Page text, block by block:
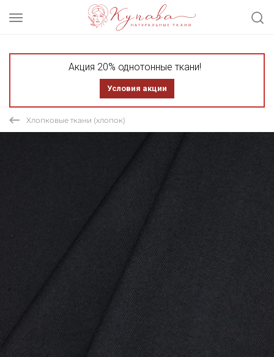
Акция 20% однотонные ткани!
Условия акции
Хлопковые ткани (хлопок)